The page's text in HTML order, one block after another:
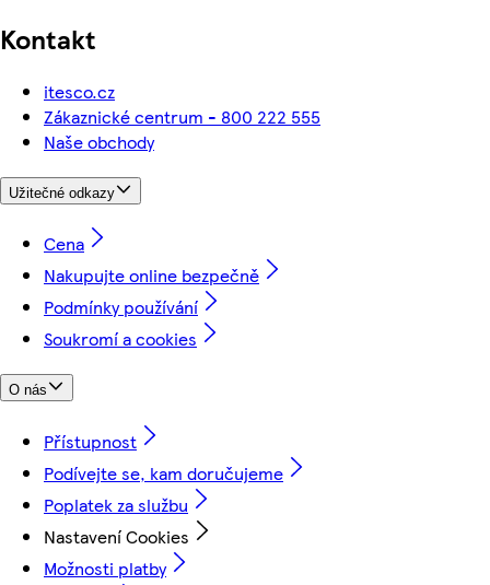
Kontakt
itesco.cz
Zákaznické centrum - 800 222 555
Naše obchody
Užitečné odkazy
Cena
Nakupujte online bezpečně
Podmínky používání
Soukromí a cookies
O nás
Přístupnost
Podívejte se, kam doručujeme
Poplatek za službu
Nastavení Cookies
Možnosti platby